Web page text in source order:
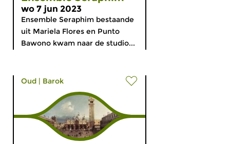
wo 7 jun 2023
Ensemble Seraphim bestaande
uit Mariela Flores en Punto
Bawono kwam naar de studio...
Oud | Barok